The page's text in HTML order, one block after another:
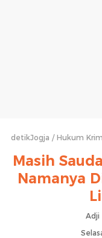
detikJogja Hukum
Masih
Namanya
Adji